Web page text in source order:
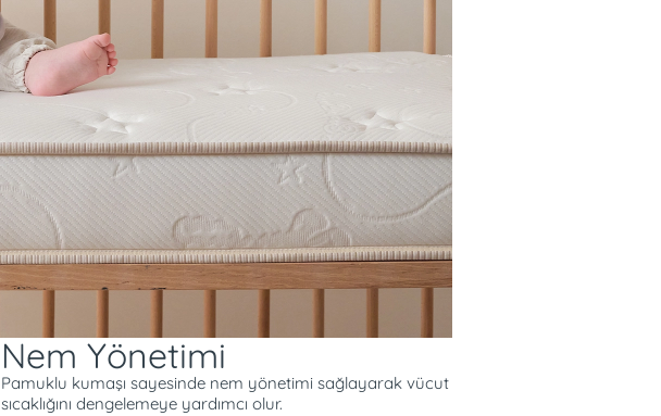
Pamuklu kumaşı sayesinde nem yönetimi
sağlayarak vücut sıcaklığını dengelemeye yardımcı
Nem Yönetimi
Pamuklu kumaşı sayesinde nem yönetimi sağlayarak vücut
sıcaklığını dengelemeye yardımcı olur.